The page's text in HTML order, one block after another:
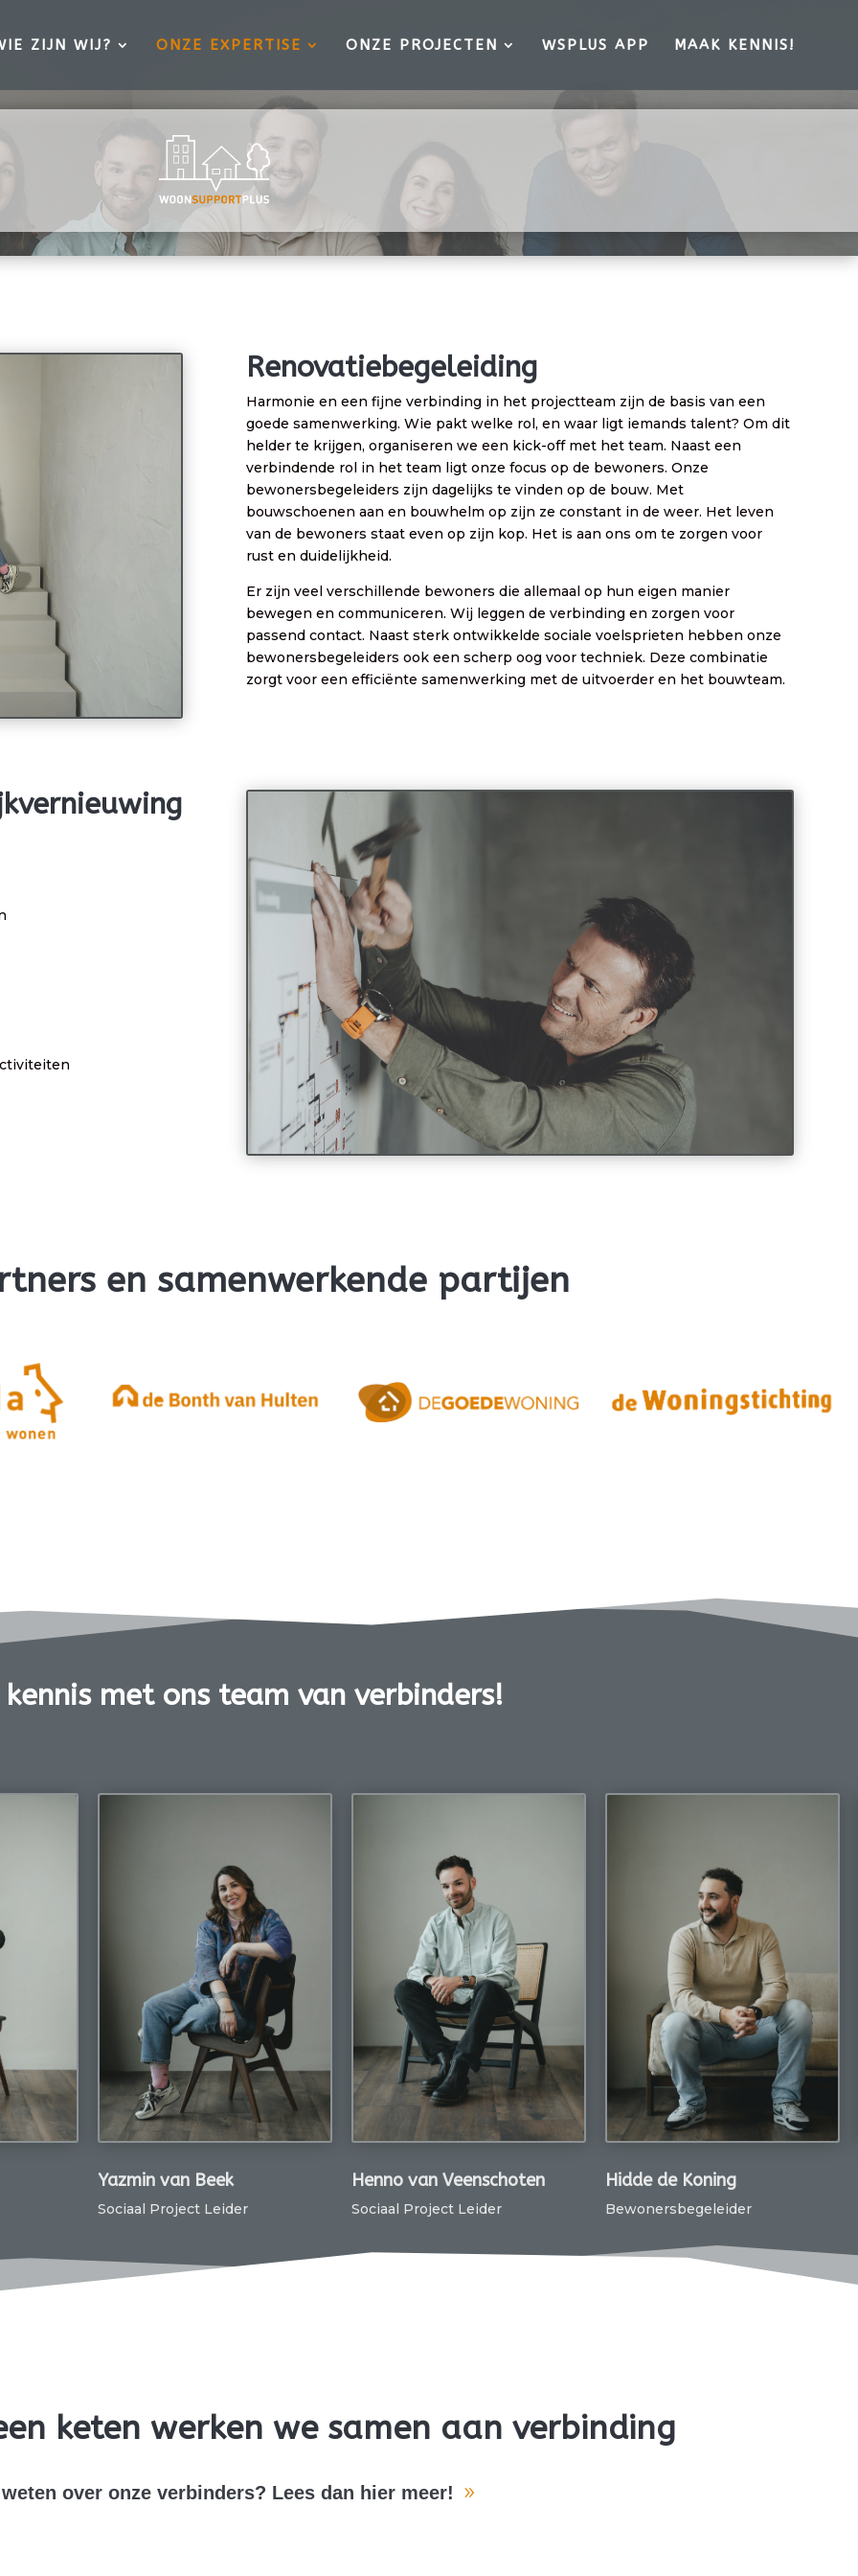
ZIJN WIJ? ONZE EXPERTISE ONZE PROJECTEN WSPLUS APP MAAK KENNIS!
Renovatiebegeleiding
Harmonie en een fijne verbinding in het projectteam zijn de basis van een
goede samenwerking. Wie pakt welke rol, en waar ligt iemands talent? Om dit
helder te krijgen, organiseren we een kick-off met het team. Naast een
verbindende rol in het team ligt onze focus op de bewoners. Onze
bewonersbegeleiders zijn dagelijks te vinden op de bouw. Met
bouwschoenen aan en bouwhelm op zijn ze constant in de weer. Het leven
van de bewoners staat even op zijn kop. Het is aan ons om te zorgen voor
rust en duidelijkheid.
Er zijn veel verschillende bewoners die allemaal op hun eigen manier
bewegen en communiceren. Wij leggen de verbinding en zorgen voor
passend contact. Naast sterk ontwikkelde sociale voelsprieten hebben onze
bewonersbegeleiders ook een scherp oog voor techniek. Deze combinatie
zorgt voor een efficiënte samenwerking met de uitvoerder en het bouwteam.
en samenwerkende partijen
met ons team van verbinders!
Yazmin van Beek
Sociaal Project Leider
Henno van Veenschoten
Sociaal Project Leider
Hidde de Koning
Bewonersbegeleider
keten werken we samen aan verbinding
over onze verbinders? Lees dan hier meer!